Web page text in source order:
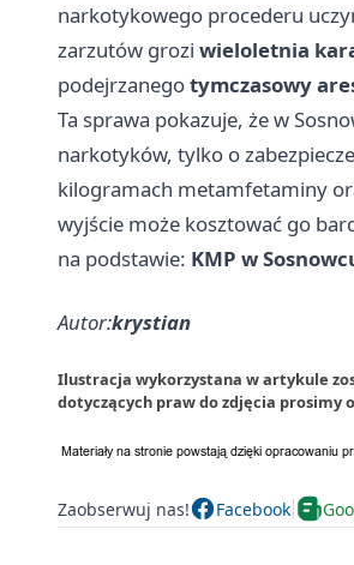
narkotykowego procederu
zarzutów grozi wieloletnia
podejrzanegotymczasowy
Ta sprawa pokazuje, że w
narkotyków, tylko o
kilogramach metamfetaminy
wyjście może kosztować go
na podstawie: KMP w
Autor:krystian
Ilustracja wykorzystana w artykule
dotyczących praw do zdjęcia prosimy o
Zaobserwuj nas! Facebook